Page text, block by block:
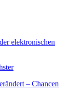
elektronischen
– Chancen